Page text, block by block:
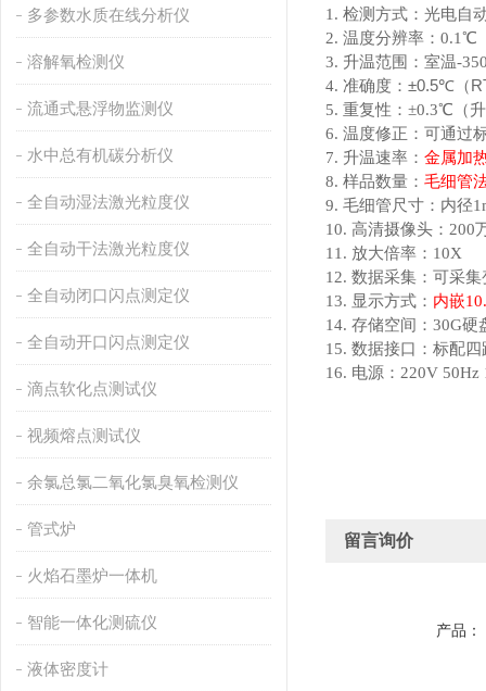
多参数水质在线分析仪
溶解氧检测仪
流通式悬浮物监测仪
水中总有机碳分析仪
全自动湿法激光粒度仪
全自动干法激光粒度仪
全自动闭口闪点测定仪
全自动开口闪点测定仪
滴点软化点测试仪
视频熔点测试仪
余氯总氯二氧化氯臭氧检测仪
管式炉
火焰石墨炉一体机
智能一体化测硫仪
液体密度计
1. 检测方式：光电自
2. 温度分辨率：0.1℃
3. 升温范围：室温-
4. 准确度： ±0.5℃（
5. 重复性：±0.3℃（
6. 温度修正：可通过
7. 升温速率： 金属加
8. 样品数量： 毛细管
9. 毛细管尺寸：内径
10. 高清摄像头：200
11. 放大倍率：10X
12. 数据采集：可采
13. 显示方式： 内嵌
14. 存储空间：30G硬
15. 数据接口：标配
16. 电源：220V 50Hz
留言询价
产品：